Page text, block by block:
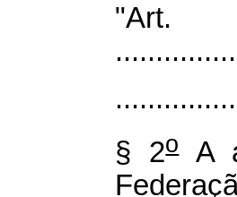
§ 2oA